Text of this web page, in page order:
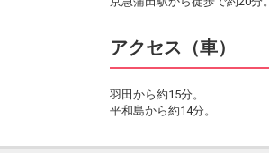
アクセス（車）
羽田から約15分。
平和島から約14分。